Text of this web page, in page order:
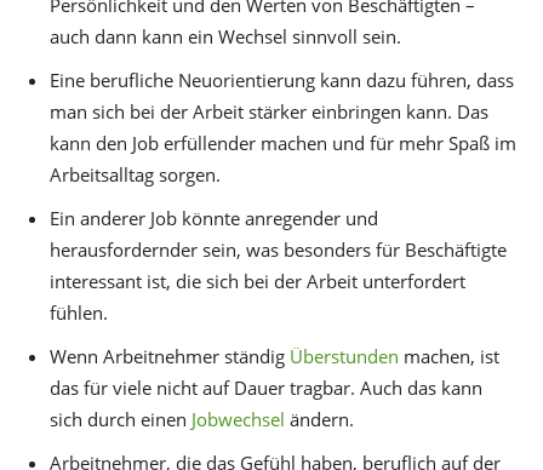
Persönlichkeit und den Werten von Beschäftigten –
auch dann kann ein Wechsel sinnvoll sein.
Eine berufliche Neuorientierung kann dazu führen, dass
man sich bei der Arbeit stärker einbringen kann. Das
kann den Job erfüllender machen und für mehr Spaß im
Arbeitsalltag sorgen.
Ein anderer Job könnte anregender und
herausfordernder sein, was besonders für Beschäftigte
interessant ist, die sich bei der Arbeit unterfordert
fühlen.
Wenn Arbeitnehmer ständig Überstunden machen, ist
das für viele nicht auf Dauer tragbar. Auch das kann
sich durch einen Jobwechsel ändern.
Arbeitnehmer, die das Gefühl haben, beruflich auf der